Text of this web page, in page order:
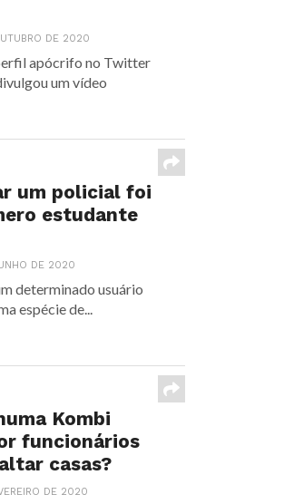
DE 2020
apócrifo no Twitter
um vídeo
um policial foi
estudante
DE 2020
determinado usuário
espécie de...
Kombi
funcionários
casas?
DE 2020